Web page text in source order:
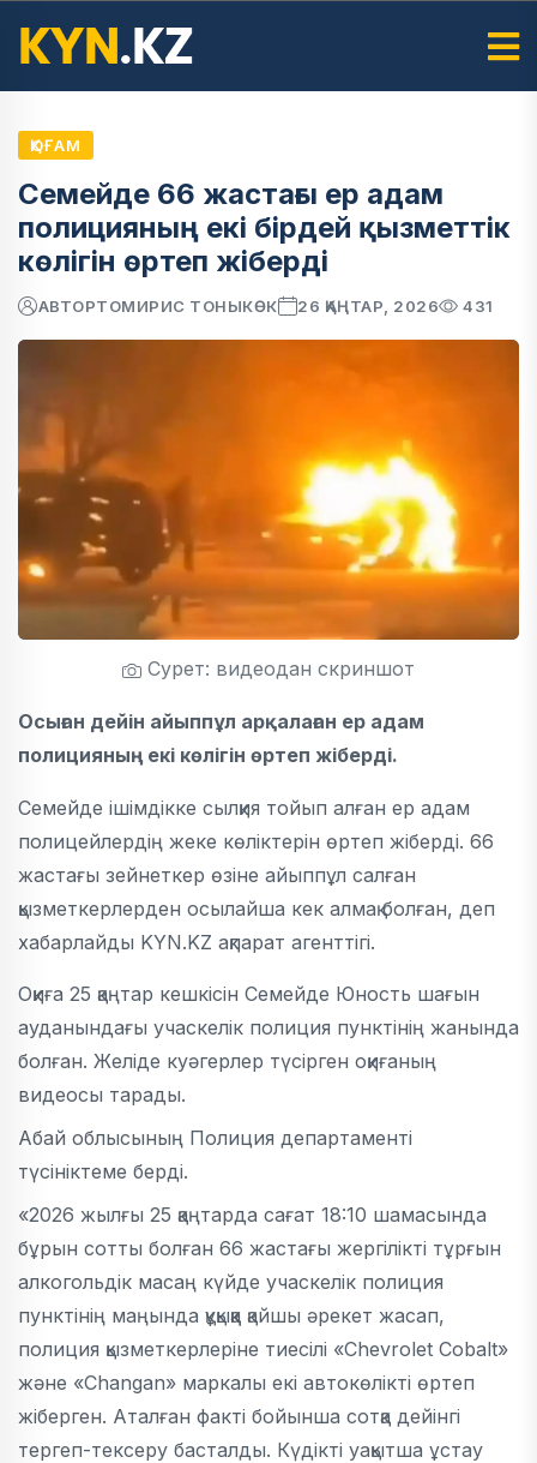
ҚОҒАМ
Семейде 66 жастағы ер адам
полицияның екі бірдей қызметтік
көлігін өртеп жіберді
АВТОРТОМИРИС ТОНЫКӨК 26 ҚАҢТАР, 2026 431
Сурет: видеодан скриншот
Осыған дейін айыппұл арқалаған ер адам
полицияның екі көлігін өртеп жіберді.
Семейде ішімдікке сылқия тойып алған ер адам
полицейлердің жеке көліктерін өртеп жіберді. 66
жастағы зейнеткер өзіне айыппұл салған
қызметкерлерден осылайша кек алмақ болған, деп
хабарлайды KYN.KZ ақпарат агенттігі.
Оқиға 25 қаңтар кешкісін Семейде Юность шағын
ауданындағы учаскелік полиция пунктінің жанында
болған. Желіде куәгерлер түсірген оқиғаның
видеосы тарады.
Абай облысының Полиция департаменті
түсініктеме берді.
«2026 жылғы 25 қаңтарда сағат 18:10 шамасында
бұрын сотты болған 66 жастағы жергілікті тұрғын
алкогольдік масаң күйде учаскелік полиция
пунктінің маңында құқыққа қайшы әрекет жасап,
полиция қызметкерлеріне тиесілі «Chevrolet Cobalt»
және «Changan» маркалы екі автокөлікті өртеп
жіберген. Аталған факті бойынша сотқа дейінгі
тергеп-тексеру басталды. Күдікті уақытша ұстау